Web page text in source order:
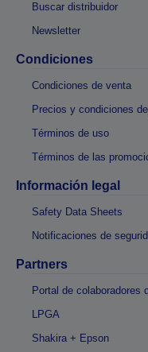
Buscar distribuidor
Newsletter
Condiciones
Condiciones de venta
Precios y condiciones
Términos de uso
Términos de las
Información legal
Safety Data Sheets
Notificaciones de
Partners
Portal de colaboradores
LPGA
Shakira + Epson